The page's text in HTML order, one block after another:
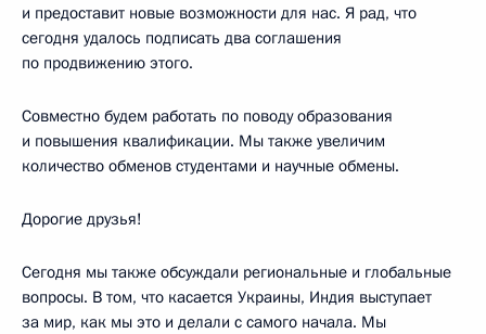
и предоставит новые возможности для нас. Я рад, что
сегодня удалось подписать два соглашения
по продвижению этого.
Совместно будем работать по поводу образования
и повышения квалификации. Мы также увеличим
количество обменов студентами и научные обмены.
Дорогие друзья!
Сегодня мы также обсуждали региональные и глобальные
вопросы. В том, что касается Украины, Индия выступает
за мир, как мы это и делали с самого начала. Мы